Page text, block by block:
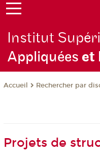
Institut
Appliquéeset
Accueil Rechercher par
Projets de